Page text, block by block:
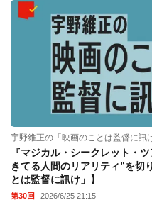
宇野維正の「映画のことは監督に訊
『マジカル・シークレット・
きてる人間のリアリティ”を切
とは監督に訊け」】
第30回 2026/6/25 21:15